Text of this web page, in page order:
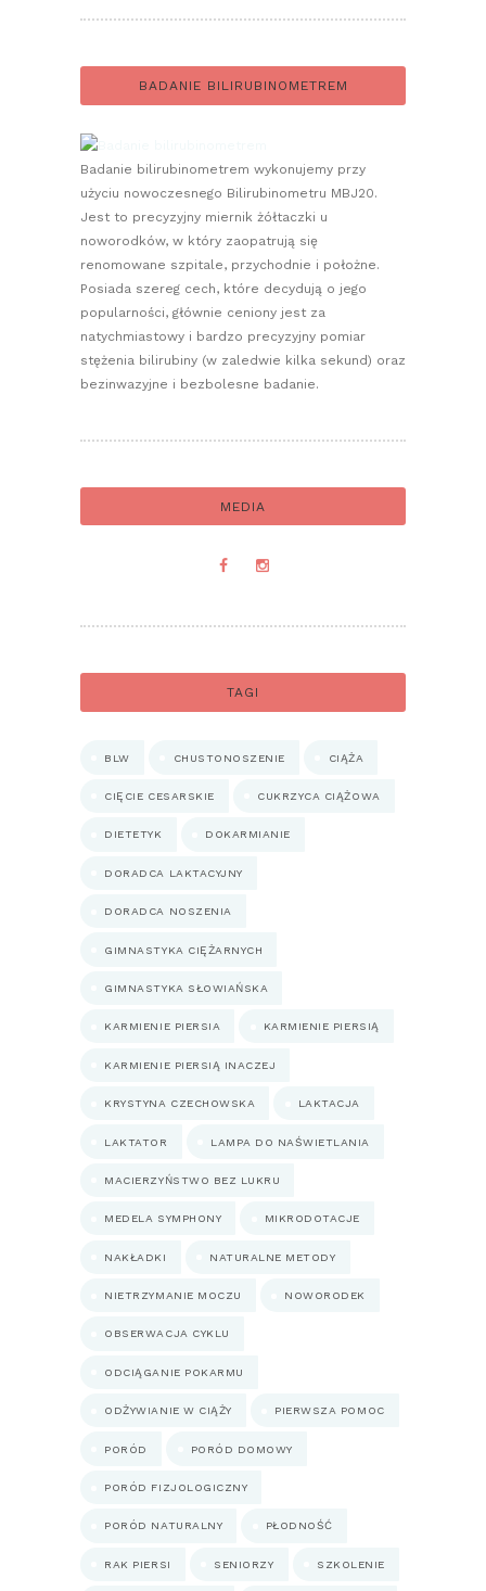
BADANIE BILIRUBINOMETREM
Badanie bilirubinometrem wykonujemy przy
użyciu nowoczesnego Bilirubinometru MBJ20.
Jest to precyzyjny miernik żółtaczki u
noworodków, w który zaopatrują się
renomowane szpitale, przychodnie i położne.
Posiada szereg cech, które decydują o jego
popularności, głównie ceniony jest za
natychmiastowy i bardzo precyzyjny pomiar
stężenia bilirubiny (w zaledwie kilka sekund) oraz
bezinwazyjne i bezbolesne badanie.
MEDIA
TAGI
BLW CHUSTONOSZENIE CIĄŻA
CIĘCIE CESARSKIE CUKRZYCA CIĄŻOWA
DIETETYK DOKARMIANIE
DORADCA LAKTACYJNY
DORADCA NOSZENIA
GIMNASTYKA CIĘŻARNYCH
GIMNASTYKA SŁOWIAŃSKA
KARMIENIE PIERSIA KARMIENIE PIERSIĄ
KARMIENIE PIERSIĄ INACZEJ
KRYSTYNA CZECHOWSKA LAKTACJA
LAKTATOR LAMPA DO NAŚWIETLANIA
MACIERZYŃSTWO BEZ LUKRU
MEDELA SYMPHONY MIKRODOTACJE
NAKŁADKI NATURALNE METODY
NIETRZYMANIE MOCZU NOWORODEK
OBSERWACJA CYKLU
ODCIĄGANIE POKARMU
ODŻYWIANIE W CIĄŻY PIERWSZA POMOC
PORÓD PORÓD DOMOWY
PORÓD FIZJOLOGICZNY
PORÓD NATURALNY PŁODNOŚĆ
RAK PIERSI SENIORZY SZKOLENIE